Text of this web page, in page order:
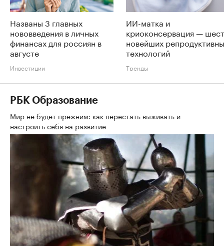
Названы 3 главных
нововведения в личных
финансах для россиян в
августе
Инвестиции
ИИ-матка и
криоконсервация —
новейших
технологий
Тренды
РБК Образование
Мир не будет прежним: как перестать выживать и
настроить себя на развитие